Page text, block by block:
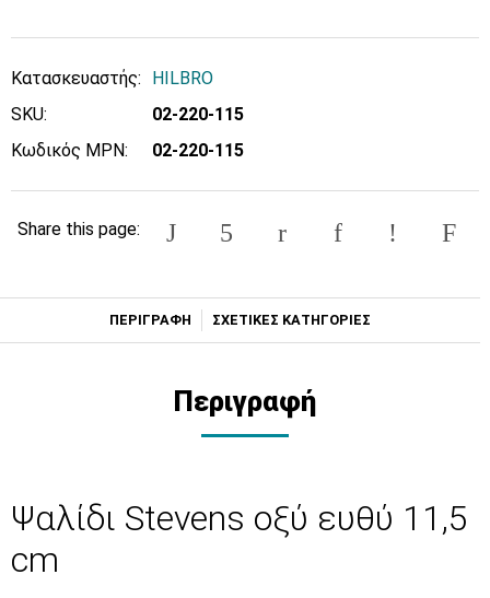
Κατασκευαστής:
HILBRO
SKU:
02-220-115
Κωδικός MPN:
02-220-115
Share this page:
ΠΕΡΙΓΡΑΦΗ ΣΧΕΤΙΚΕΣ ΚΑΤΗΓΟΡΙΕΣ
Περιγραφή
Ψαλίδι Stevens οξύ ευθύ 11,5
cm